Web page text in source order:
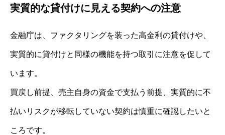
実質的な貸付けに見える契約への注意
金融庁は、ファクタリングを装った高金利の貸付けや、
実質的に貸付けと同様の機能を持つ取引に注意を促して
います。
買戻し前提、売主自身の資金で支払う前提、実質的に不
払いリスクが移転していない契約は慎重に確認したいと
ころです。